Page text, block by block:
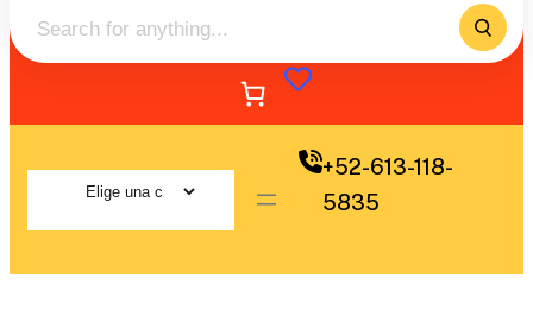
+52-613-118-
5835